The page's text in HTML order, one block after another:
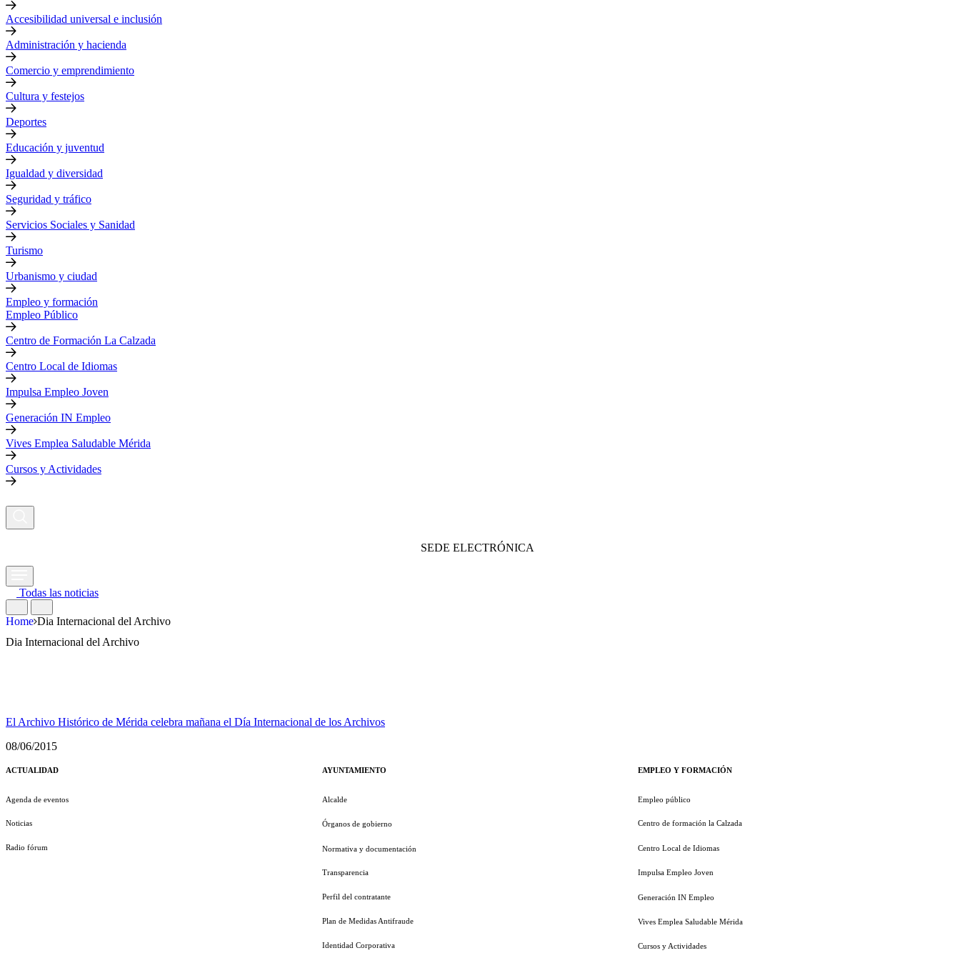
Accesibilidad universal e inclusión
Administración y hacienda
Comercio y emprendimiento
Cultura y festejos
Deportes
Educación y juventud
Igualdad y diversidad
Seguridad y tráfico
Servicios Sociales y Sanidad
Turismo
Urbanismo y ciudad
Empleo y formación
Empleo Público
Centro de Formación La Calzada
Centro Local de Idiomas
Impulsa Empleo Joven
Generación IN Empleo
Vives Emplea Saludable Mérida
Cursos y Actividades
SEDE ELECTRÓNICA
Todas las noticias
Home Dia Internacional del Archivo
Dia Internacional del Archivo
El Archivo Histórico de Mérida celebra mañana el Día Internacional de los Archivos
08/06/2015
ACTUALIDAD
Agenda de eventos
Noticias
Radio fórum
AYUNTAMIENTO
Alcalde
Órganos de gobierno
Normativa y documentación
Transparencia
Perfil del contratante
Plan de Medidas Antifraude
Identidad Corporativa
EMPLEO Y FORMACIÓN
Empleo público
Centro de formación la Calzada
Centro Local de Idiomas
Impulsa Empleo Joven
Generación IN Empleo
Vives Emplea Saludable Mérida
Cursos y Actividades